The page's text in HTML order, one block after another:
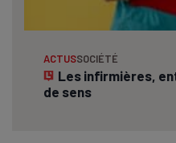
ACTUSSOCIÉTÉ
Les infirmières,
de sens